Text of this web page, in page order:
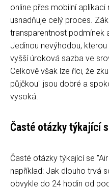
online přes mobilní
usnadňuje celý proces.
transparentnost podmínek
Jedinou nevýhodou,
vyšší úroková sazba ve
Celkově však lze říci, že
půjčkou" jsou dobré a
vysoká.
Časté otázky týkající
Časté otázky týkající se
například: Jak dlouho trvá
obvykle do 24 hodin od